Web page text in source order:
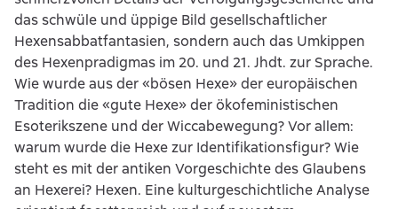
das schwüle und üppige Bild gesellschaftlicher
Hexensabbatfantasien, sondern auch das Umkippen
des Hexenpradigmas im 20. und 21. Jhdt. zur Sprache.
Wie wurde aus der «bösen Hexe» der europäischen
Tradition die «gute Hexe» der ökofeministischen
Esoterikszene und der Wiccabewegung? Vor allem:
warum wurde die Hexe zur Identifikationsfigur? Wie
steht es mit der antiken Vorgeschichte des Glaubens
an Hexerei? Hexen. Eine kulturgeschichtliche Analyse